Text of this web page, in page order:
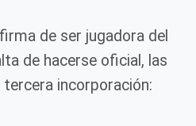
de ser jugadora del
de hacerse oficial, las
incorporación: